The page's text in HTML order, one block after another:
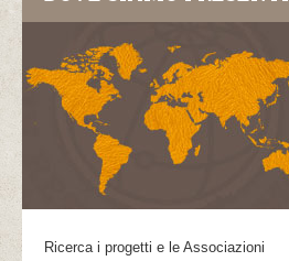
Ricerca i progetti e le Associazioni